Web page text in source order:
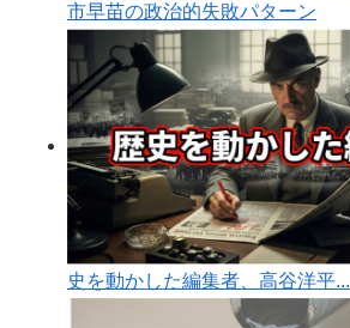
市早苗の政治的失敗パターン
史を動かした編集者、高谷洋平...